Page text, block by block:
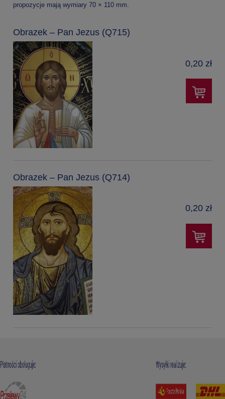
propozycje mają wymiary 70 × 110 mm.
Obrazek – Pan Jezus (Q715)
0,20 zł
Obrazek – Pan Jezus (Q714)
0,20 zł